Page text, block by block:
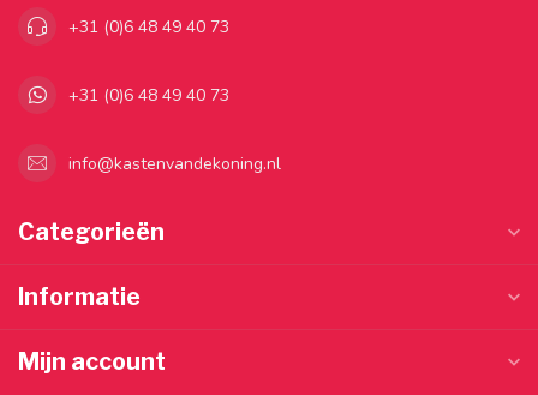
+31 (0)6 48 49 40 73
+31 (0)6 48 49 40 73
info@kastenvandekoning.nl
Categorieën
Informatie
Mijn account